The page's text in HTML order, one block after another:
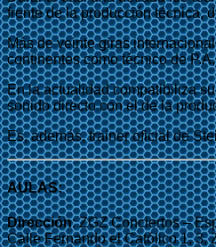
frente de la producción técnica,
Más de veinte giras
continentes como técnico de
En la actualidad compatibiliza
sonido directo con el de la
Es, además, trainer oficial de
AULAS:
Dirección: ZGZ Conciertos –
Calle Fernando el Católico 1, 3,